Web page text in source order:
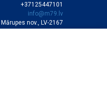
+37125447101
info@m79.lv
nov., LV-2167